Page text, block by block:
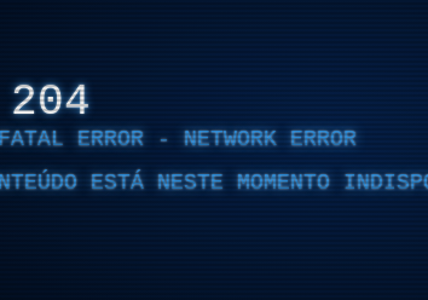
204
ERROR - NETWORK ERROR
ESTÁ NESTE MOMENTO